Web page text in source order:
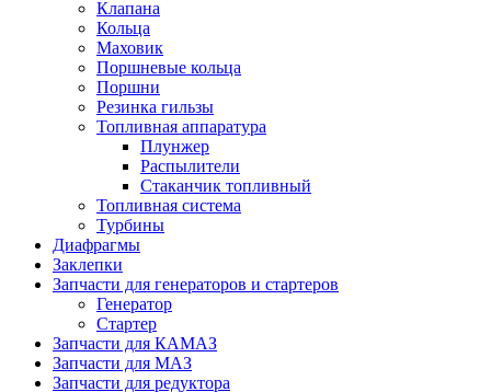
Клапана
Кольца
Маховик
Поршневые кольца
Поршни
Резинка гильзы
Топливная аппаратура
Плунжер
Распылители
Стаканчик топливный
Топливная система
Турбины
Диафрагмы
Заклепки
Запчасти для генераторов и стартеров
Генератор
Стартер
Запчасти для КАМАЗ
Запчасти для МАЗ
Запчасти для редуктора